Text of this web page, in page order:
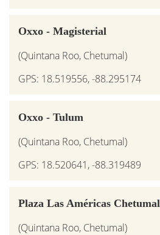
Oxxo - Magisterial
(Quintana Roo, Chetumal)
GPS: 18.519556, -88.295174
Oxxo - Tulum
(Quintana Roo, Chetumal)
GPS: 18.520641, -88.319489
Plaza Las Américas Chetumal
(Quintana Roo, Chetumal)